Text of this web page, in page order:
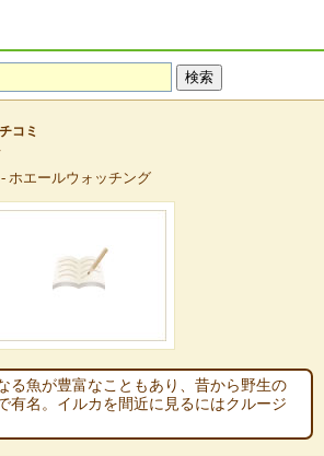
コミ
ホエールウォッチング
る魚が豊富なこともあり、昔から野生の
有名。イルカを間近に見るにはクルージ